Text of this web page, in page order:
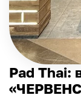
Pad Thai: